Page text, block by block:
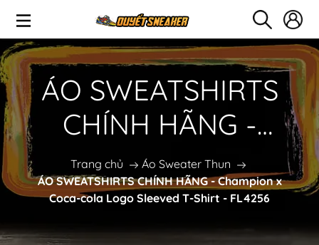
ÁO SWEATSHIRTS
CHÍNH HÃNG -
Champion x Coca-
cola Logo Sleeved T-
Shirt - FL4256
Trang chủ
Áo Sweater Thun
ÁO SWEATSHIRTS CHÍNH HÃNG - Champion x
Coca-cola Logo Sleeved T-Shirt - FL4256